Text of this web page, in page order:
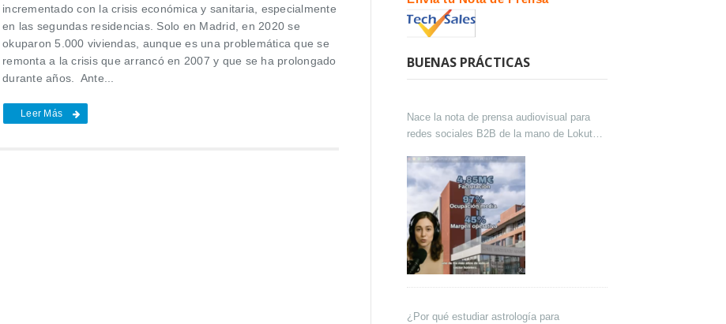
incrementado con la crisis económica y sanitaria, especialmente
en las segundas residencias. Solo en Madrid, en 2020 se
okuparon 5.000 viviendas, aunque es una problemática que se
remonta a la crisis que arrancó en 2007 y que se ha prolongado
durante años. Ante...
Leer Más
BUENAS PRÁCTICAS
Nace la nota de prensa audiovisual para
redes sociales B2B de la mano de Lokutor
¿Por qué estudiar astrología para